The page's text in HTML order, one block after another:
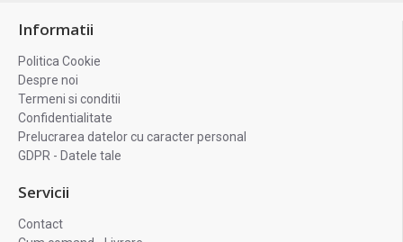
Informatii
Politica Cookie
Despre noi
Termeni si conditii
Confidentialitate
Prelucrarea datelor cu caracter personal
GDPR - Datele tale
Servicii
Contact